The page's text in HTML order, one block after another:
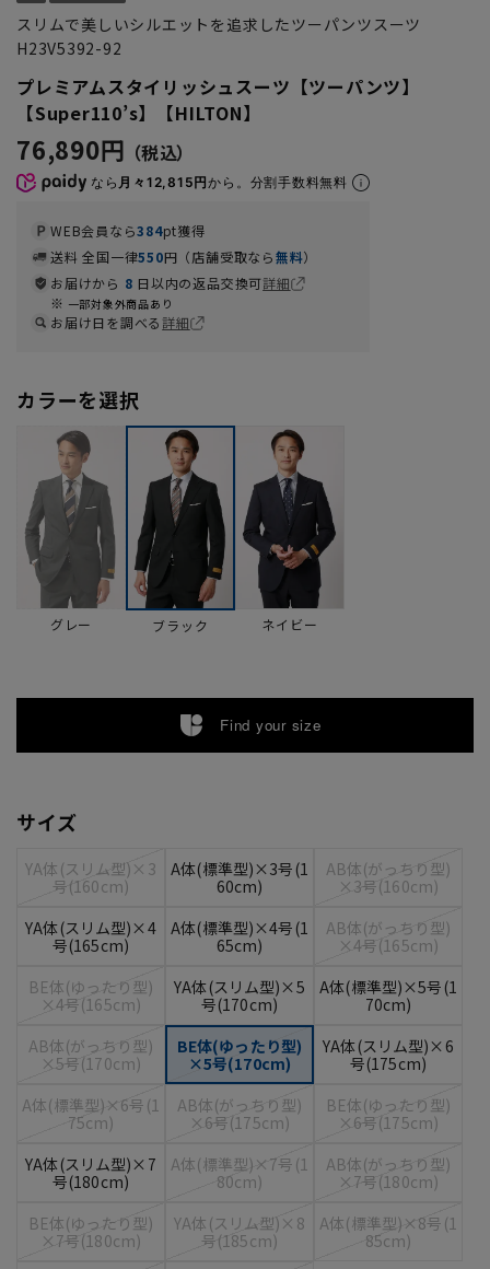
スリムで美しいシルエットを追求したツーパンツスーツ
H23V5392-92
プレミアムスタイリッシュスーツ【ツーパンツ】
【Super110’s】【HILTON】
76,890円
なら 月々12,815円から。分割手数料無料
WEB会員なら384pt獲得
送料 全国一律550円（店舗受取なら無料）
お届けから 8 日以内の返品交換可詳細
一部対象外商品あり
お届け日を調べる詳細
カラーを選択
グレー ブラック ネイビー
Find your size
サイズ
YA体(スリム型)×3
号(160cm)
A体(標準型)×3号(1
60cm)
AB体(がっちり型)
×3号(160cm)
YA体(スリム型)×4
号(165cm)
A体(標準型)×4号(1
65cm)
AB体(がっちり型)
×4号(165cm)
BE体(ゆったり型)
×4号(165cm)
YA体(スリム型)×5
号(170cm)
A体(標準型)×5号(1
70cm)
AB体(がっちり型)
×5号(170cm)
BE体(ゆったり型)
×5号(170cm)
YA体(スリム型)×6
号(175cm)
A体(標準型)×6号(1
75cm)
AB体(がっちり型)
×6号(175cm)
BE体(ゆったり型)
×6号(175cm)
YA体(スリム型)×7
号(180cm)
A体(標準型)×7号(1
80cm)
AB体(がっちり型)
×7号(180cm)
BE体(ゆったり型)
×7号(180cm)
YA体(スリム型)×8
号(185cm)
A体(標準型)×8号(1
85cm)